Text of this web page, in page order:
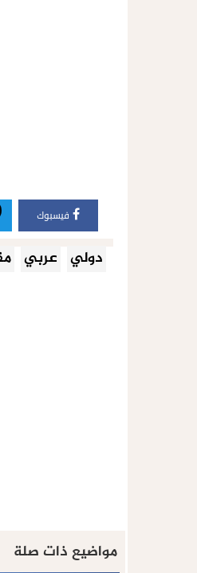
فيسبوك
دولي عربي
مواضيع ذات صلة